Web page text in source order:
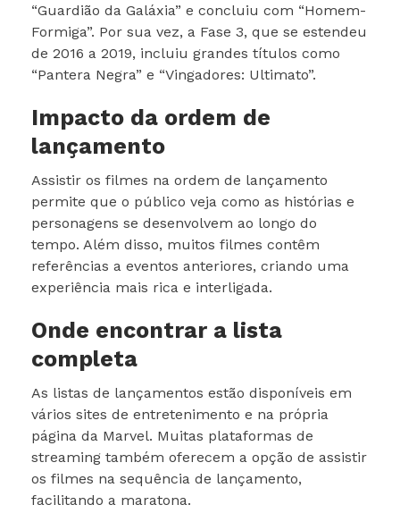
“Guardião da Galáxia” e concluiu com “Homem-
Formiga”. Por sua vez, a Fase 3, que se estendeu
de 2016 a 2019, incluiu grandes títulos como
“Pantera Negra” e “Vingadores: Ultimato”.
Impacto da ordem de
lançamento
Assistir os filmes na ordem de lançamento
permite que o público veja como as histórias e
personagens se desenvolvem ao longo do
tempo. Além disso, muitos filmes contêm
referências a eventos anteriores, criando uma
experiência mais rica e interligada.
Onde encontrar a lista
completa
As listas de lançamentos estão disponíveis em
vários sites de entretenimento e na própria
página da Marvel. Muitas plataformas de
streaming também oferecem a opção de assistir
os filmes na sequência de lançamento,
facilitando a maratona.